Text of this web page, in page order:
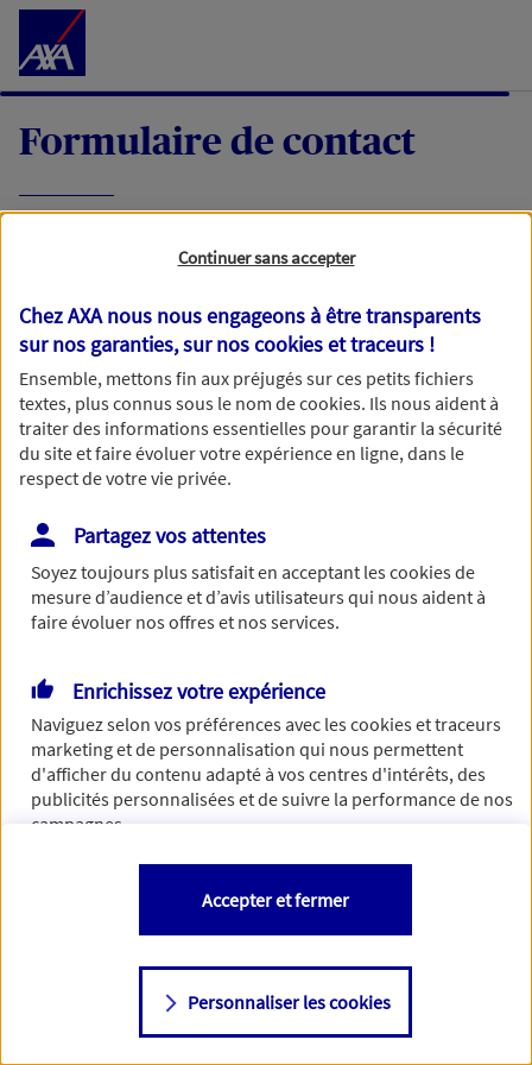
Accéder au Contenu
Formulaire de contact
demande, nous vous répondrons dans les
meilleurs délais par mail ou par téléphone.
Votre message :
Vous disposez de droits sur les informations vous concernant. Pour
plus d’informations,cliquez ici.
Continuer sans accepter
Chez AXA nous nous engageons à être transparents
sur nos garanties, sur noscookies et traceurs !
Ensemble, mettons fin aux préjugés sur ces petits fichiers
textes, plus connus sous le nom decookies. Ils nous aident à
traiter des informations essentielles pour garantir la sécurité
du site et faire évoluer votre expérience en ligne, dans le
respect de votre vie privée.
Partagez vos attentes
Soyez toujours plus satisfait en acceptant lescookiesde
mesure d’audience et d’avis utilisateurs qui nous aident à
faire évoluer nos offres et nos services.
Enrichissez votre expérience
Naviguez selon vos préférences avec lescookies et traceurs
marketing et de personnalisation qui nous permettent
d'afficher du contenu adapté à vos centres d'intérêts, des
publicités personnalisées et de suivre la performance de nos
campagnes.
Vous êtes libre de les accepter, de les refuser comme de
changer d'avis à tout moment en allant sur
Consulter notre politique decookies
Personnaliser les cookies
Accepter et fermer